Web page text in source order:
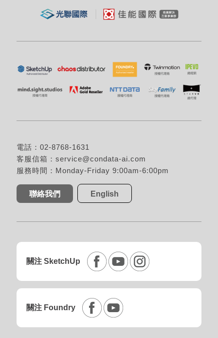
電話：02-8768-1631
客服信箱： service@condata-ai.com
服務時間：Monday-Friday 9:00am-6:00pm
聯絡我們 English
關注 SketchUp
關注 Foundry